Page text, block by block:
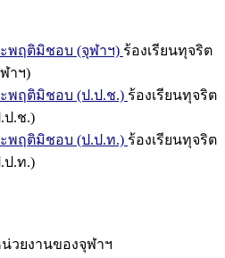
พฤติมิชอบ (จุฬาฯ) ร้องเรียนทุจริต
าฯ)
พฤติมิชอบ (ป.ป.ช.) ร้องเรียนทุจริต
ป.ช.)
พฤติมิชอบ (ป.ป.ท.) ร้องเรียนทุจริต
ป.ท.)
วยงานของจุฬาฯ